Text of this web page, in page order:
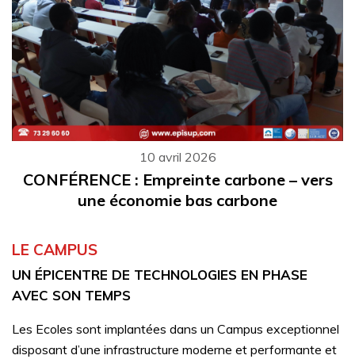
10 avril 2026
CONFÉRENCE : Empreinte carbone – vers
une économie bas carbone
LE CAMPUS
UN ÉPICENTRE DE TECHNOLOGIES EN PHASE
AVEC SON TEMPS
Les Ecoles sont implantées dans un Campus exceptionnel
disposant d’une infrastructure moderne et performante et